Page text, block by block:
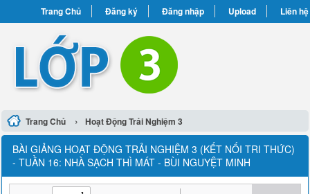
Trang Chủ Đăng ký Đăng nhập Upload Liên hệ
Trang Chủ › Hoạt Động Trải Nghiệm 3
BÀI GIẢNG HOẠT ĐỘNG TRẢI NGHIỆM 3 (KẾT NỐI TRI THỨC)
- TUẦN 16: NHÀ SẠCH THÌ MÁT - BÙI NGUYỆT MINH